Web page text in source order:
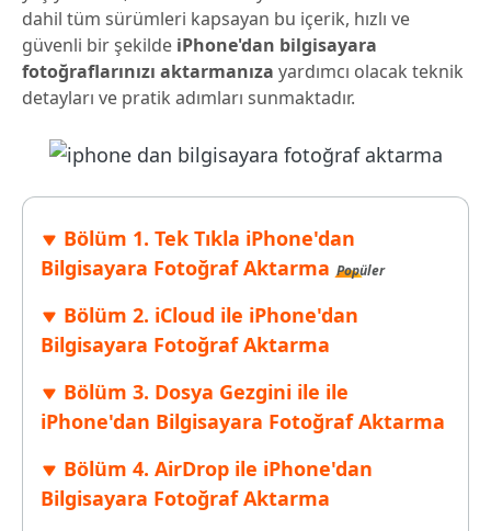
dahil tüm sürümleri kapsayan bu içerik, hızlı ve
güvenli bir şekilde iPhone'dan bilgisayara
fotoğraflarınızı aktarmanıza yardımcı olacak teknik
detayları ve pratik adımları sunmaktadır.
Bölüm 1. Tek Tıkla iPhone'dan
Bilgisayara Fotoğraf Aktarma Popüler
Bölüm 2. iCloud ile iPhone'dan
Bilgisayara Fotoğraf Aktarma
Bölüm 3. Dosya Gezgini ile ile
iPhone'dan Bilgisayara Fotoğraf Aktarma
Bölüm 4. AirDrop ile iPhone'dan
Bilgisayara Fotoğraf Aktarma